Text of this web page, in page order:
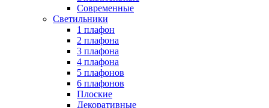
Современные
Светильники
1 плафон
2 плафона
3 плафона
4 плафона
5 плафонов
6 плафонов
Плоские
Декоративные